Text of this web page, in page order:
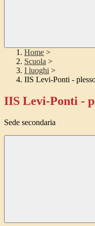
Home >
Scuola >
I luoghi >
IIS Levi-Ponti -
IIS Levi-Ponti -
Sede secondaria